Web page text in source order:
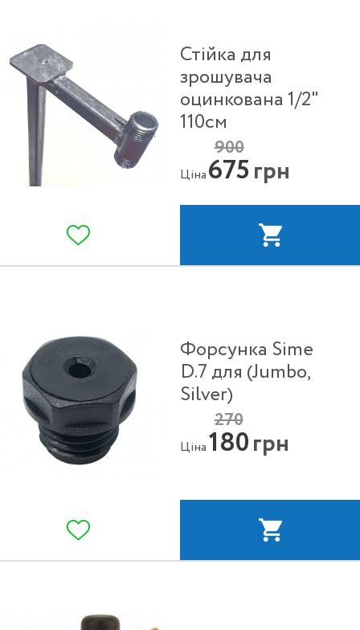
Стійка для
зрошувача
оцинкована 1/2"
110см
Ціна
900
675грн
Форсунка Sime
D.7 для (Jumbo,
Silver)
Ціна
270
180грн